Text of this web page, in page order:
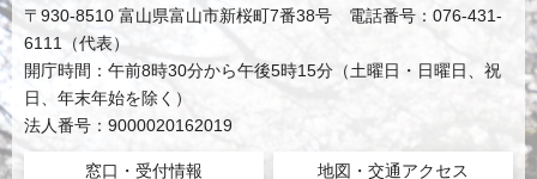
〒930-8510 富山県富山市新桜町7番38号 電話番号：076-431-
6111（代表）
開庁時間：午前8時30分から午後5時15分（土曜日・日曜日、祝
日、年末年始を除く）
法人番号：9000020162019
窓口・受付情報 地図・交通アクセス